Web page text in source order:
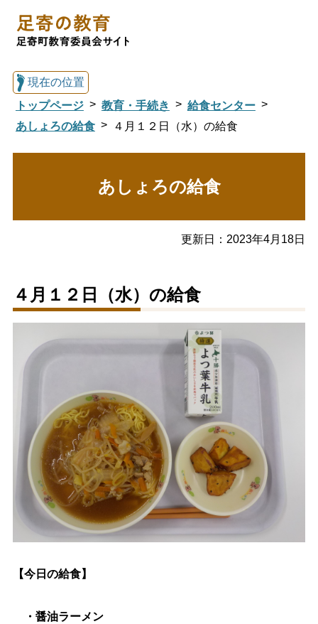
図書館
生涯学習 文化・スポーツ
文字サイズ
標準 拡大
色合い
白 黒 黄 青
リセット
現在の位置
トップページ
教育・手続き
給食センター
あしょろの給食
４月１２日（水）の給食
あしょろの給食
更新日： 2023年4月18日
４月１２日（水）の給食
【今日の給食】
・醤油ラーメン